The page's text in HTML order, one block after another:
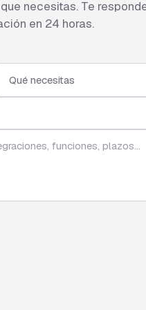
necesitas. Te
en 24 horas.